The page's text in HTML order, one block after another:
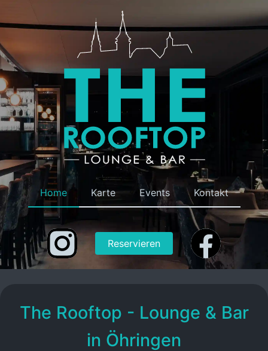
Home Karte Events Kontakt
Reservieren
The Rooftop - Lounge & Bar
in Öhringen